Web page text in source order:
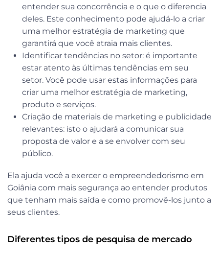
entender sua concorrência e o que o diferencia
deles. Este conhecimento pode ajudá-lo a criar
uma melhor estratégia de marketing que
garantirá que você atraia mais clientes.
Identificar tendências no setor: é importante
estar atento às últimas tendências em seu
setor. Você pode usar estas informações para
criar uma melhor estratégia de marketing,
produto e serviços.
Criação de materiais de marketing e publicidade
relevantes: isto o ajudará a comunicar sua
proposta de valor e a se envolver com seu
público.
Ela ajuda você a exercer o empreendedorismo em
Goiânia com mais segurança ao entender produtos
que tenham mais saída e como promovê-los junto a
seus clientes.
Diferentes tipos de pesquisa de mercado